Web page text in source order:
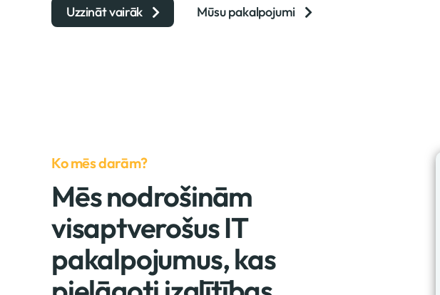
Uzzināt vairāk Mūsu pakalpojumi
Ko mēs darām?
Mēs nodrošinām
visaptverošus IT
pakalpojumus, kas